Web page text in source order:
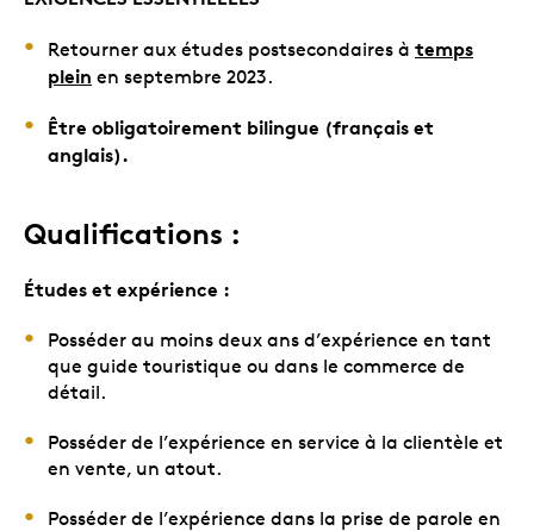
Retourner aux études postsecondaires à temps
plein en septembre 2023.
Être obligatoirement bilingue (français et
anglais).
Qualifications :
Études et expérience :
Posséder au moins deux ans d’expérience en tant
que guide touristique ou dans le commerce de
détail.
Posséder de l’expérience en service à la clientèle et
en vente, un atout.
Posséder de l’expérience dans la prise de parole en